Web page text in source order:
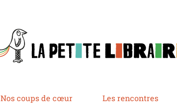
Nos coups de cœur Les rencontres